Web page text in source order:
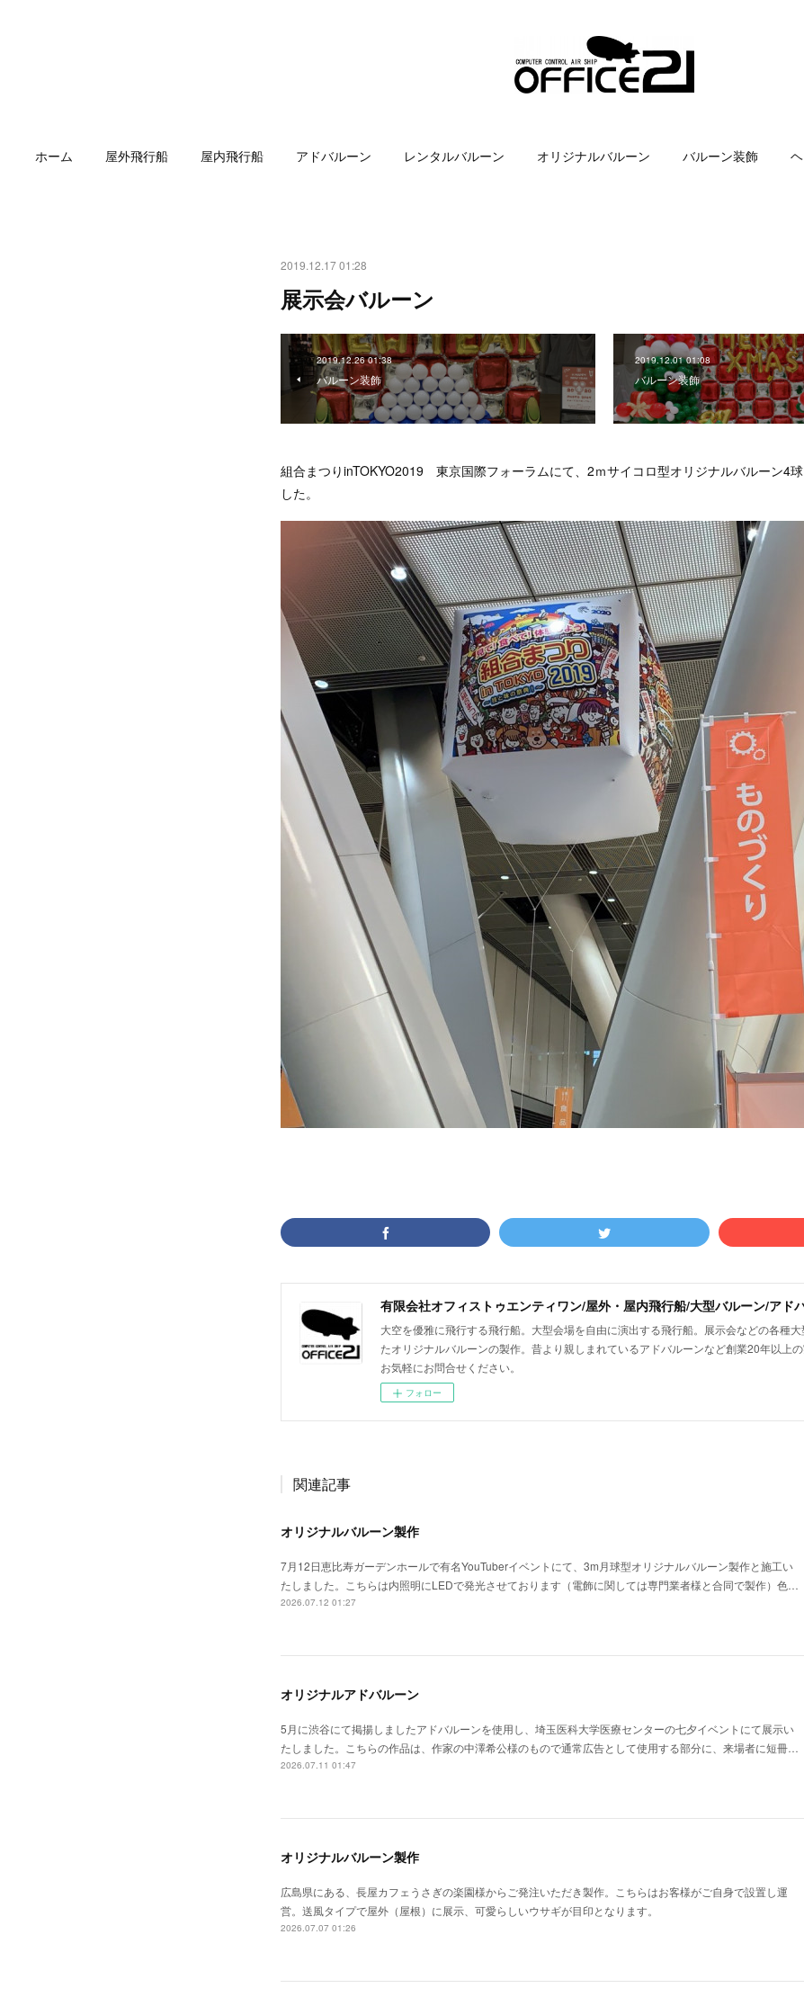
ホーム 屋外飛行船 屋内飛行船 アドバルーン レンタルバルーン オリジナルバルーン バルーン装飾
2019.12.17 01:28
展示会バルーン
2019.12.26 01:38
バルーン装飾
2019.12.01 01:08
バルーン装飾
組合まつりinTOKYO2019 東京国際フォーラムにて、2ｍサイコロ型オリジナルバルーン4
した。
大空を優雅に飛行する飛行船。大型会場を自由に演出する飛行船。展示会などの各種
たオリジナルバルーンの製作。昔より親しまれているアドバルーンなど創業20年以上の
お気軽にお問合せください。
フォロー
関連記事
オリジナルバルーン製作
7月12日恵比寿ガーデンホールで有名YouTuberイベントにて、3m月球型オリジナルバルーン製作と施工い
たしました。こちらは内照明にLEDで発光させております（電飾に関しては専門業者様と合同で製作）色…
2026.07.12 01:27
オリジナルアドバルーン
5月に渋谷にて掲揚しましたアドバルーンを使用し、埼玉医科大学医療センターの七夕イベントにて展示い
たしました。こちらの作品は、作家の中澤希公様のもので通常広告として使用する部分に、来場者に短冊…
2026.07.11 01:47
オリジナルバルーン製作
広島県にある、長屋カフェうさぎの楽園様からご発注いただき製作。こちらはお客様がご自身で設置し運
営。送風タイプで屋外（屋根）に展示、可愛らしいウサギが目印となります。
2026.07.07 01:26